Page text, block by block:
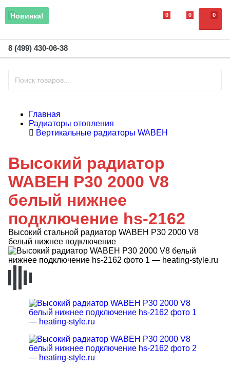
0
0 0
8 (499) 430-06-38
Главная
Радиаторы отопления
Вертикальные радиаторы WABEH
Высокий радиатор
WABEH P30 2000 V8
белый нижнее
подключение hs-2162
Высокий стальной радиатор WABEH P30 2000 V8
белый нижнее подключение
Новинка!